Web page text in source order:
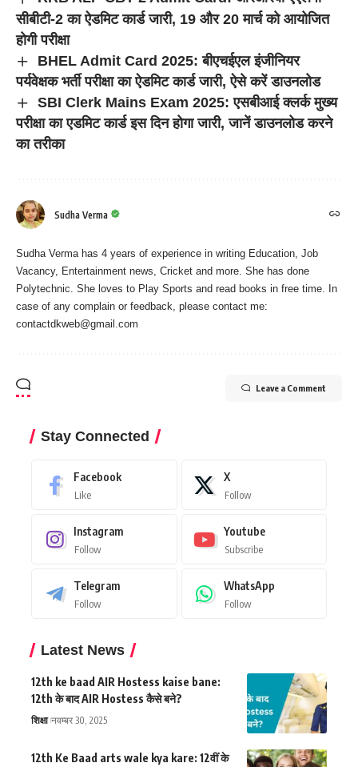
सीबीटी-2 का ऐडमिट कार्ड जारी, 19 और 20 मार्च को आयोजित
होगी परीक्षा
BHEL Admit Card 2025: बीएचईएल इंजीनियर
पर्यवेक्षक भर्ती परीक्षा का ऐडमिट कार्ड जारी, ऐसे करें डाउनलोड
SBI Clerk Mains Exam 2025: एसबीआई क्लर्क मुख्य
परीक्षा का एडमिट कार्ड इस दिन होगा जारी, जानें डाउनलोड करने
का तरीका
Sudha Verma
Sudha Verma has 4 years of experience in writing Education, Job
Vacancy, Entertainment news, Cricket and more. She has done
Polytechnic. She loves to Play Sports and read books in free time. In
case of any complain or feedback, please contact me:
contactdkweb@gmail.com
Leave a Comment
Stay Connected
Facebook
Like
X
Follow
Instagram
Follow
Youtube
Subscribe
Telegram
Follow
WhatsApp
Follow
Latest News
12th ke baad AIR Hostess kaise bane:
12th के बाद AIR Hostess कैसे बने?
शिक्षा नवम्बर 30, 2025
12th Ke Baad arts wale kya kare: 12वीं के